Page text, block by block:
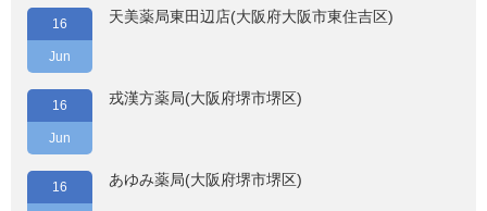
16
Jun
天美薬局東田辺店(大阪府大阪市東住吉区)
16
Jun
戎漢方薬局(大阪府堺市堺区)
16 あゆみ薬局(大阪府堺市堺区)